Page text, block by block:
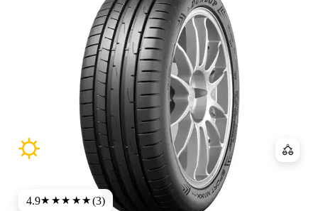
4.9★★★★★(3)